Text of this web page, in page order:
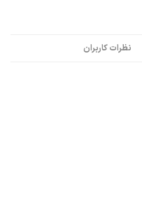
نظرات کاربران